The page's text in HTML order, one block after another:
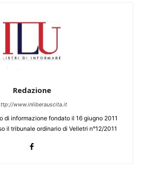
Redazione
www.inliberauscita.it
di informazione fondato il 16 giugno 2011
il tribunale ordinario di Velletri n°12/2011